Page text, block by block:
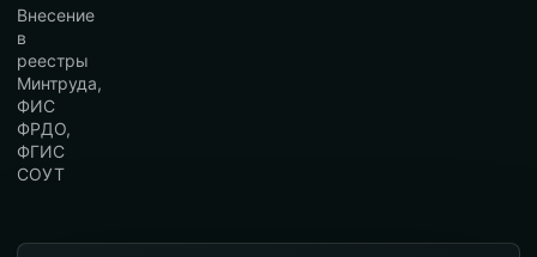
Внесение
в
реестры
Минтруда,
ФИС
ФРДО,
ФГИС
СОУТ